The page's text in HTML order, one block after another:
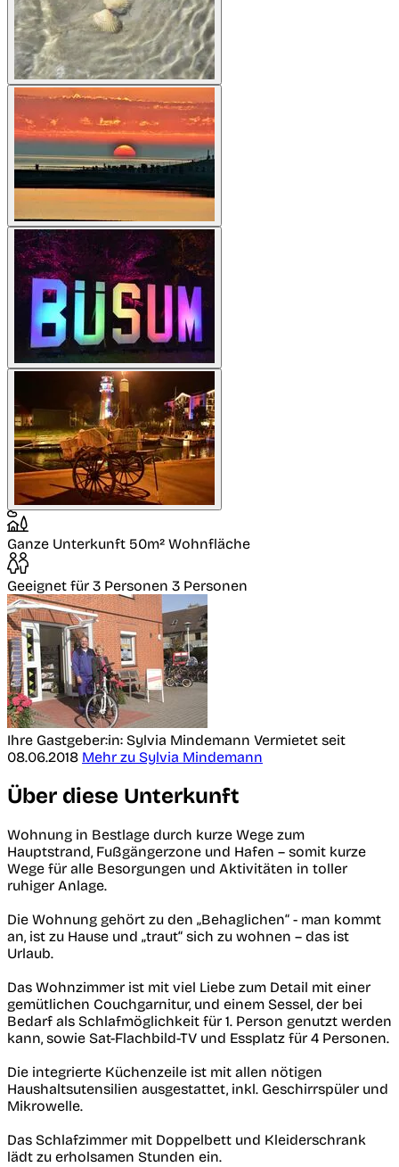
Ganze Unterkunft 50m² Wohnfläche
Geeignet für 3 Personen 3 Personen
Ihre Gastgeber:in: Sylvia Mindemann Vermietet seit
08.06.2018 Mehr zu Sylvia Mindemann
Über diese Unterkunft
Wohnung in Bestlage durch kurze Wege zum
Hauptstrand, Fußgängerzone und Hafen – somit kurze
Wege für alle Besorgungen und Aktivitäten in toller
ruhiger Anlage.
Die Wohnung gehört zu den „Behaglichen“ - man kommt
an, ist zu Hause und „traut“ sich zu wohnen – das ist
Urlaub.
Das Wohnzimmer ist mit viel Liebe zum Detail mit einer
gemütlichen Couchgarnitur, und einem Sessel, der bei
Bedarf als Schlafmöglichkeit für 1. Person genutzt werden
kann, sowie Sat-Flachbild-TV und Essplatz für 4 Personen.
Die integrierte Küchenzeile ist mit allen nötigen
Haushaltsutensilien ausgestattet, inkl. Geschirrspüler und
Mikrowelle.
Das Schlafzimmer mit Doppelbett und Kleiderschrank
lädt zu erholsamen Stunden ein.